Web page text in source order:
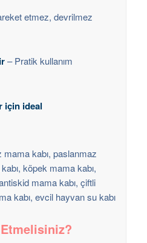
etmez, devrilmez
– Pratik kullanım
için ideal
kabı, paslanmaz
köpek mama kabı,
mama kabı, çiftli
kabı, evcil hayvan su kabı